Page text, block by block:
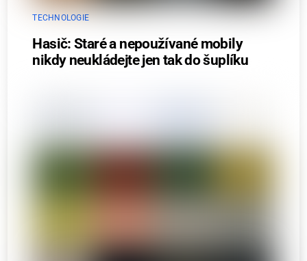
TECHNOLOGIE
Hasič: Staré a nepoužívané mobily
nikdy neukládejte jen tak do šuplíku